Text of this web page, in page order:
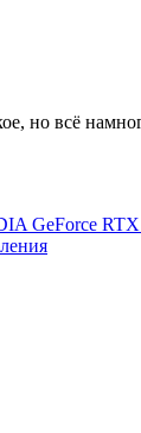
но всё
GeForce